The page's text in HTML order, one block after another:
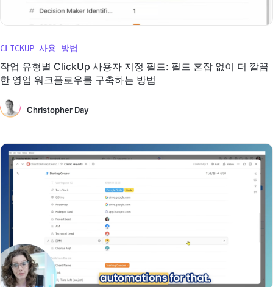
CLICKUP 사용 방법
작업 유형별 ClickUp 사용자 지정 필드: 필드 혼잡 없이 더 깔끔
한 영업 워크플로우를 구축하는 방법
Christopher Day